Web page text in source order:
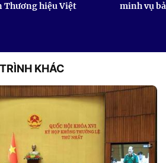
Thương hiệu Việt minh vụ
KHÁC